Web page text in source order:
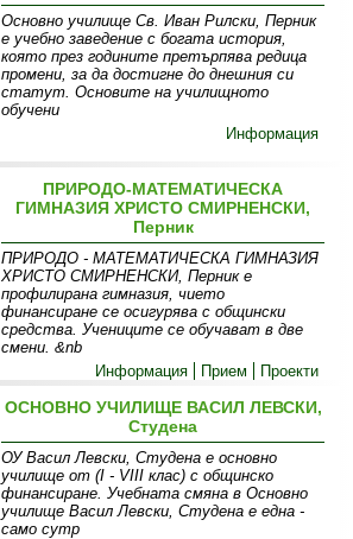
Основно училище Св. Иван Рилски, Перник
е учебно заведение с богата история,
която през годините претърпява редица
промени, за да достигне до днешния си
статут. Основите на училищното
обучени
Информация
ПРИРОДО-МАТЕМАТИЧЕСКА
ГИМНАЗИЯ ХРИСТО СМИРНЕНСКИ,
Перник
ПРИРОДО - МАТЕМАТИЧЕСКА ГИМНАЗИЯ
ХРИСТО СМИРНЕНСКИ, Перник е
профилирана гимназия, чието
финансиране се осигурява с общински
средства. Учениците се обучават в две
смени. &nb
Информация
Прием Проекти
ОСНОВНО УЧИЛИЩЕ ВАСИЛ ЛЕВСКИ,
Студена
ОУ Васил Левски, Студена е основно
училище от (І - VІІІ клас) с общинско
финансиране. Учебната смяна в Основно
училище Васил Левски, Студена е една -
само сутр